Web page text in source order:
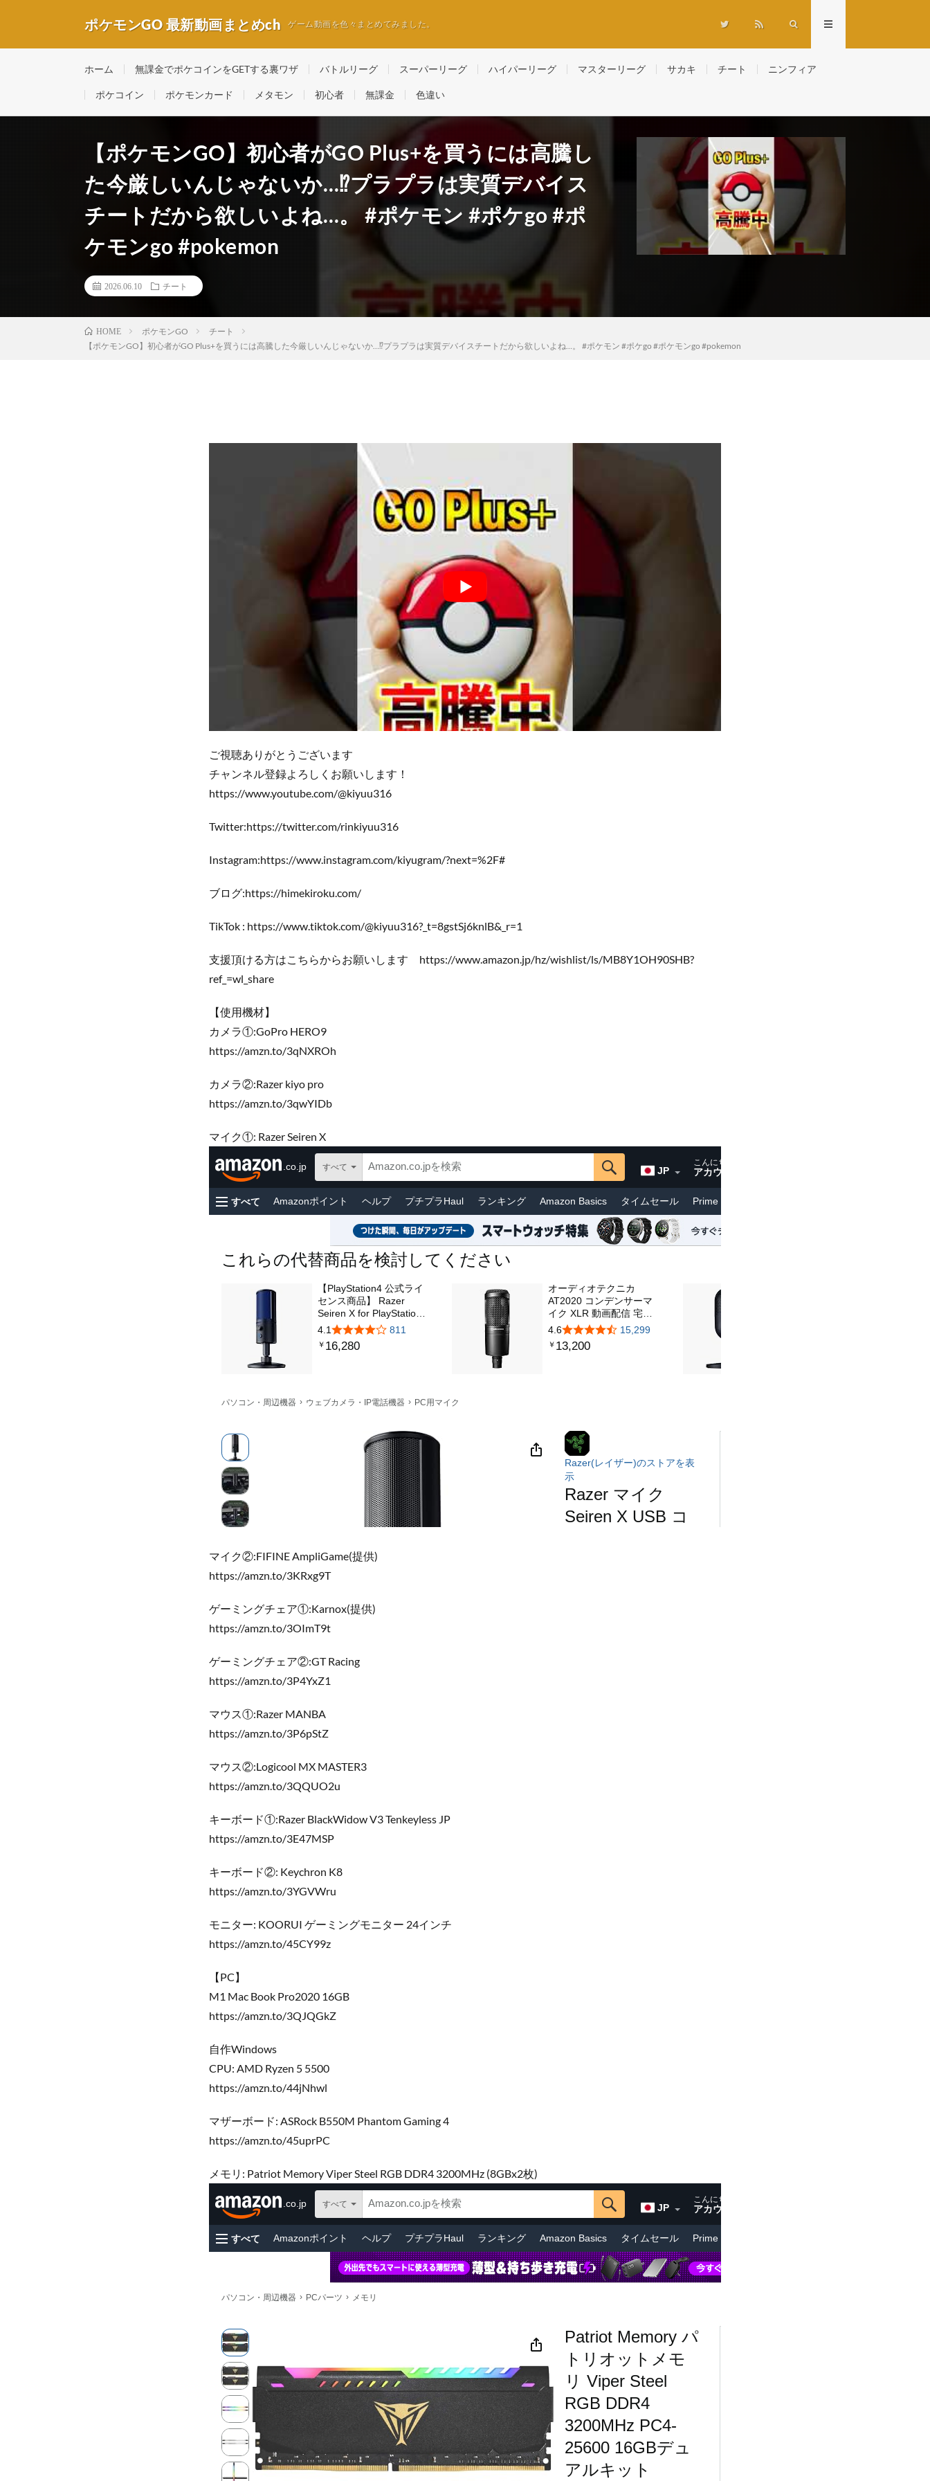
ポケモンGO 最新動画まとめch ゲーム動画を色々まとめてみました。
ホーム 無課金でポケコインをGETする裏ワザ バトルリーグ スーパーリーグ ハイパーリーグ マスターリーグ サカキ チート ニンフィア
ポケコイン ポケモンカード メタモン 初心者 無課金 色違い
【ポケモンGO】初心者がGO Plus+を買うには高騰し
た今厳しいんじゃないか…⁉︎プラプラは実質デバイス
チートだから欲しいよね…。 #ポケモン #ポケgo #ポ
ケモンgo #pokemon
2026.06.10 チート
HOME ポケモンGO
チート
【ポケモンGO】初心者がGO Plus+を買うには高騰した今厳しいんじゃないか…⁉︎プラプラは実質デバイスチートだから欲しいよね…。 #ポケモン #ポケgo #ポケモンgo #pokemon
ご視聴ありがとうございます
チャンネル登録よろしくお願いします！
https://www.youtube.com/@kiyuu316
Twitter:https://twitter.com/rinkiyuu316
Instagram:https://www.instagram.com/kiyugram/?next=%2F#
ブログ:https://himekiroku.com/
TikTok : https://www.tiktok.com/@kiyuu316?_t=8gstSj6knlB&_r=1
支援頂ける方はこちらからお願いします https://www.amazon.jp/hz/wishlist/ls/MB8Y1OH90SHB?
ref_=wl_share
【使用機材】
カメラ①:GoPro HERO9
https://amzn.to/3qNXROh
カメラ②:Razer kiyo pro
https://amzn.to/3qwYIDb
マイク①: Razer Seiren X
マイク②:FIFINE AmpliGame(提供)
https://amzn.to/3KRxg9T
ゲーミングチェア①:Karnox(提供)
https://amzn.to/3OImT9t
ゲーミングチェア②:GT Racing
https://amzn.to/3P4YxZ1
マウス①:Razer MANBA
https://amzn.to/3P6pStZ
マウス②:Logicool MX MASTER3
https://amzn.to/3QQUO2u
キーボード①:Razer BlackWidow V3 Tenkeyless JP
https://amzn.to/3E47MSP
キーボード②: Keychron K8
https://amzn.to/3YGVWru
モニター: KOORUI ゲーミングモニター 24インチ
https://amzn.to/45CY99z
【PC】
M1 Mac Book Pro2020 16GB
https://amzn.to/3QJQGkZ
自作Windows
CPU: AMD Ryzen 5 5500
https://amzn.to/44jNhwl
マザーボード: ASRock B550M Phantom Gaming 4
https://amzn.to/45uprPC
メモリ: Patriot Memory Viper Steel RGB DDR4 3200MHz (8GBx2枚)